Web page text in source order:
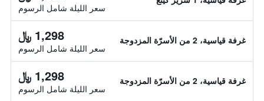
سعر الليلة شامل الرسوم
غرفة قياسية، 2 من الأسرّة المزدوجة 1,298 ﷼
سعر الليلة شامل الرسوم
غرفة قياسية، 2 من الأسرّة المزدوجة 1,298 ﷼
سعر الليلة شامل الرسوم